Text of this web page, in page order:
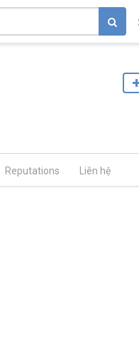
Reputations Liên hệ